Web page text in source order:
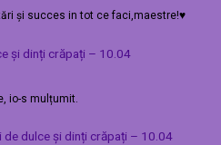
și succes in tot ce faci,maestre!♥️
și dinți crăpați – 10.04
io-s mulțumit.
de dulce și dinți crăpați – 10.04